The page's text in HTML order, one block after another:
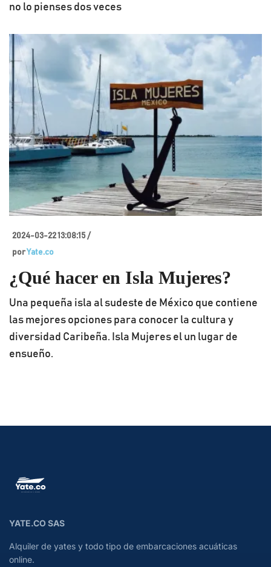
no lo pienses dos veces
2024-03-22 13:08:15 /
porYate.co
¿Qué hacer en Isla Mujeres?
Una pequeña isla al sudeste de México que contiene
las mejores opciones para conocer la cultura y
diversidad Caribeña. Isla Mujeres el un lugar de
ensueño.
YATE.CO SAS
Alquiler de yates y todo tipo de embarcaciones acuáticas
online.